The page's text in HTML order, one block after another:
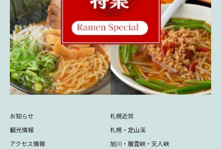
お知らせ
観光情報
アクセス情報
札幌近郊
札幌・定山渓
旭川・層雲峡・天人峡